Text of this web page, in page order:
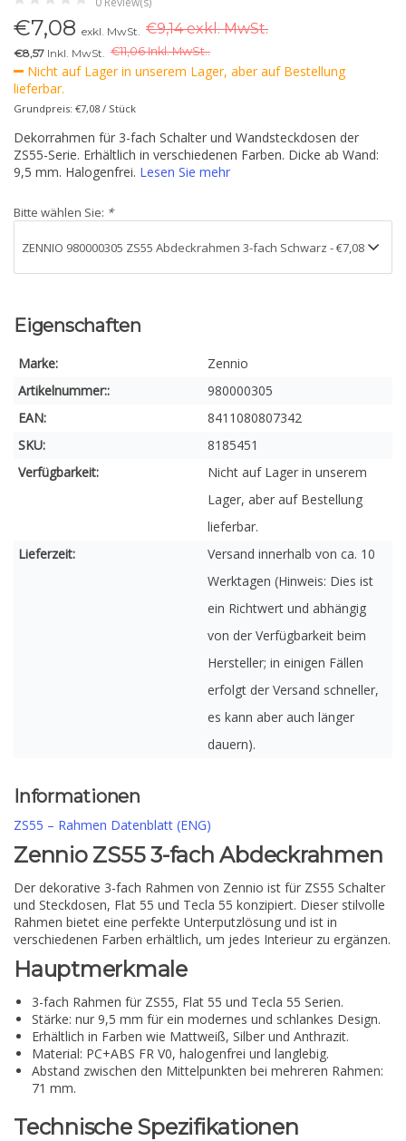
€7,08 exkl. MwSt. €9,14 exkl. MwSt.
€8,57 Inkl. MwSt. €11,06 Inkl. MwSt..
Nicht auf Lager in unserem Lager, aber auf Bestellung
lieferbar.
Grundpreis: €7,08 / Stück
Dekorrahmen für 3-fach Schalter und Wandsteckdosen der
ZS55-Serie. Erhältlich in verschiedenen Farben. Dicke ab Wand:
9,5 mm. Halogenfrei. Lesen Sie mehr
Bitte wählen Sie: *
Eigenschaften
Marke:
Zennio
Artikelnummer::
980000305
EAN:
8411080807342
SKU:
8185451
Verfügbarkeit:
Nicht auf Lager in unserem
Lager, aber auf Bestellung
lieferbar.
Lieferzeit:
Versand innerhalb von ca. 10
Werktagen (Hinweis: Dies ist
ein Richtwert und abhängig
von der Verfügbarkeit beim
Hersteller; in einigen Fällen
erfolgt der Versand schneller,
es kann aber auch länger
dauern).
Informationen
ZS55 – Rahmen Datenblatt (ENG)
Zennio ZS55 3-fach Abdeckrahmen
Der dekorative 3-fach Rahmen von Zennio ist für ZS55 Schalter
und Steckdosen, Flat 55 und Tecla 55 konzipiert. Dieser stilvolle
Rahmen bietet eine perfekte Unterputzlösung und ist in
verschiedenen Farben erhältlich, um jedes Interieur zu ergänzen.
Hauptmerkmale
3-fach Rahmen für ZS55, Flat 55 und Tecla 55 Serien.
Stärke: nur 9,5 mm für ein modernes und schlankes Design.
Erhältlich in Farben wie Mattweiß, Silber und Anthrazit.
Material: PC+ABS FR V0, halogenfrei und langlebig.
Abstand zwischen den Mittelpunkten bei mehreren Rahmen:
71 mm.
Technische Spezifikationen